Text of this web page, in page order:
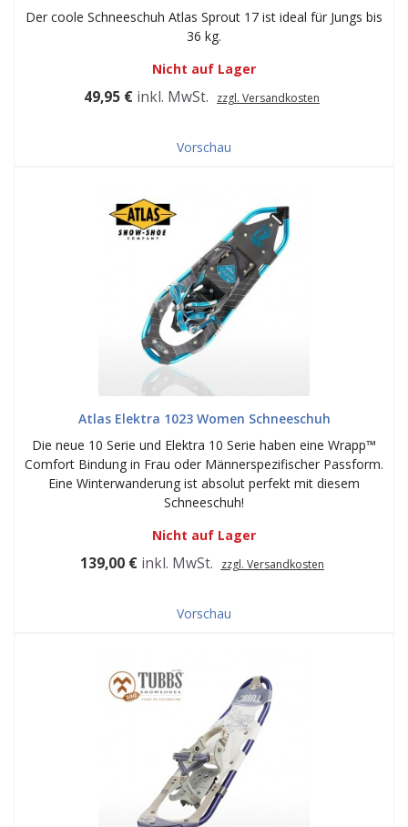
Der coole Schneeschuh Atlas Sprout 17 ist ideal für Jungs bis
36 kg.
Nicht auf Lager
49,95 € inkl. MwSt. zzgl. Versandkosten
Vorschau
Atlas Elektra 1023 Women Schneeschuh
Die neue 10 Serie und Elektra 10 Serie haben eine Wrapp™
Comfort Bindung in Frau oder Männerspezifischer Passform.
Eine Winterwanderung ist absolut perfekt mit diesem
Schneeschuh!
Nicht auf Lager
139,00 € inkl. MwSt. zzgl. Versandkosten
Vorschau